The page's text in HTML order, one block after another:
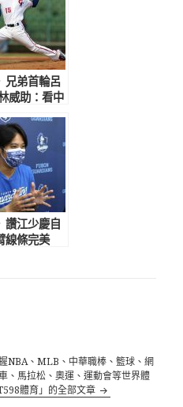
兄弟首輪呂
威助：看中
男陳志傑的
讚江少慶自
線條完美
NBA、MLB、中華職棒、籃球、網
、馬拉松、奧運、運動會等世界體
體育」的全部文章